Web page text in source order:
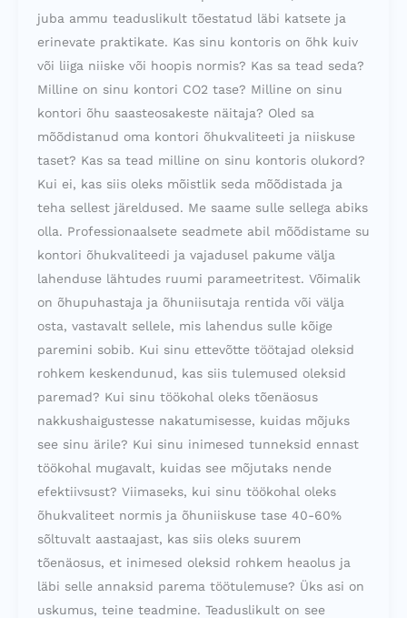
juba ammu teaduslikult tõestatud läbi katsete ja
erinevate praktikate. Kas sinu kontoris on õhk kuiv
või liiga niiske või hoopis normis? Kas sa tead seda?
Milline on sinu kontori CO2 tase? Milline on sinu
kontori õhu saasteosakeste näitaja? Oled sa
mõõdistanud oma kontori õhukvaliteeti ja niiskuse
taset? Kas sa tead milline on sinu kontoris olukord?
Kui ei, kas siis oleks mõistlik seda mõõdistada ja
teha sellest järeldused. Me saame sulle sellega abiks
olla. Professionaalsete seadmete abil mõõdistame su
kontori õhukvaliteedi ja vajadusel pakume välja
lahenduse lähtudes ruumi parameetritest. Võimalik
on õhupuhastaja ja õhuniisutaja rentida või välja
osta, vastavalt sellele, mis lahendus sulle kõige
paremini sobib. Kui sinu ettevõtte töötajad oleksid
rohkem keskendunud, kas siis tulemused oleksid
paremad? Kui sinu töökohal oleks tõenäosus
nakkushaigustesse nakatumisesse, kuidas mõjuks
see sinu ärile? Kui sinu inimesed tunneksid ennast
töökohal mugavalt, kuidas see mõjutaks nende
efektiivsust? Viimaseks, kui sinu töökohal oleks
õhukvaliteet normis ja õhuniiskuse tase 40-60%
sõltuvalt aastaajast, kas siis oleks suurem
tõenäosus, et inimesed oleksid rohkem heaolus ja
läbi selle annaksid parema töötulemuse? Üks asi on
uskumus, teine teadmine. Teaduslikult on see